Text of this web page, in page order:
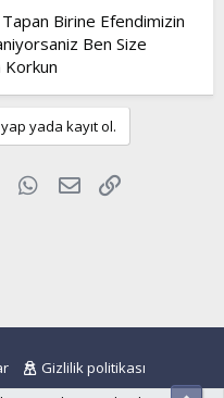
Birine Efendimizin
Ben Size
yada kayıt ol.
Tumblr WhatsApp
E-posta
Gizlilik politikası